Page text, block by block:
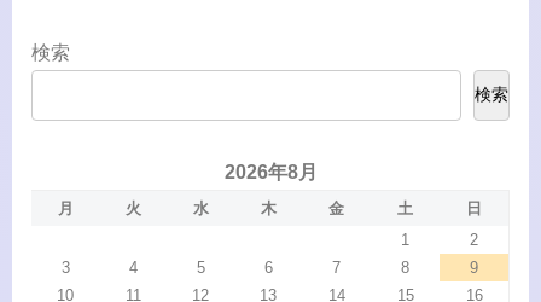
検索
検索
2026年8月
月 火 水 木 金 土
日
1
2
3
4 5 6 7 8
9
10
11 12 13 14 15
16